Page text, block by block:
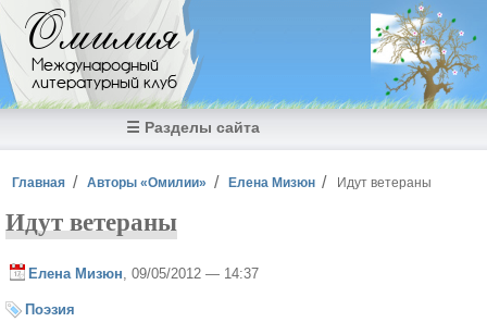
Перейти к основному содержанию
Омилия
Международный
литературный клуб
☰ Разделы сайта
Вы здесь
Главная Авторы «Омилии» Елена Мизюн Идут ветераны
Идут ветераны
Елена Мизюн , 09/05/2012 — 14:37
Поэзия